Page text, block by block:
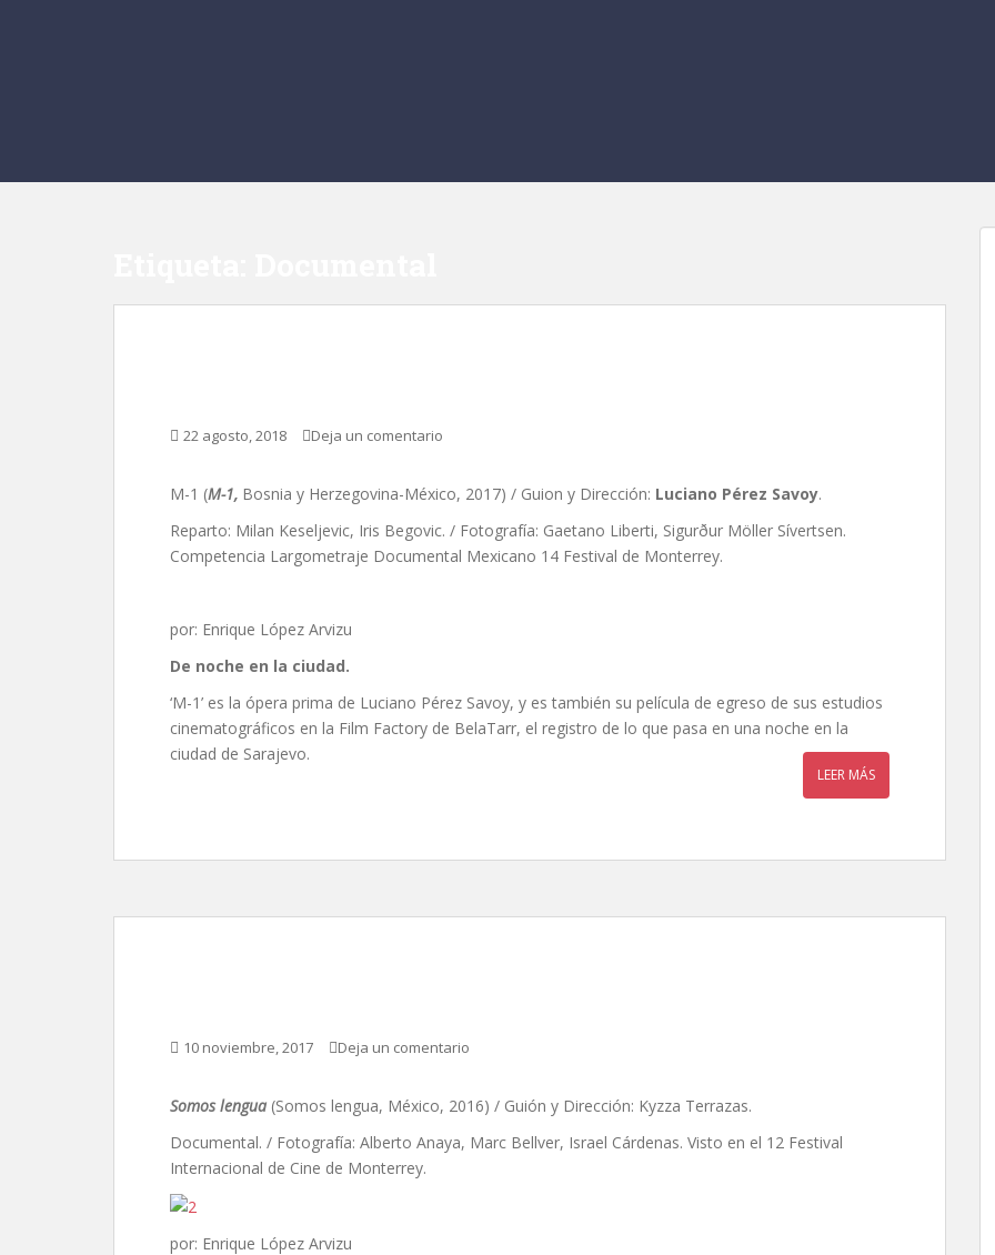
22 agosto, 2018 Deja un comentario
M-1 (M-1, Bosnia y Herzegovina-México, 2017) / Guion y Dirección: Luciano Pérez Savoy.
Reparto: Milan Keseljevic, Iris Begovic. / Fotografía: Gaetano Liberti, Sigurður Möller Sívertsen.
Competencia Largometraje Documental Mexicano 14 Festival de Monterrey.
por: Enrique López Arvizu
De noche en la ciudad.
‘M-1’ es la ópera prima de Luciano Pérez Savoy, y es también su película de egreso de sus estudios
cinematográficos en la Film Factory de BelaTarr, el registro de lo que pasa en una noche en la
ciudad de Sarajevo.
LEER MÁS
10 noviembre, 2017 Deja un comentario
Somos lengua (Somos lengua, México, 2016) / Guión y Dirección: Kyzza Terrazas.
Documental. / Fotografía: Alberto Anaya, Marc Bellver, Israel Cárdenas. Visto en el 12 Festival
Internacional de Cine de Monterrey.
por: Enrique López Arvizu